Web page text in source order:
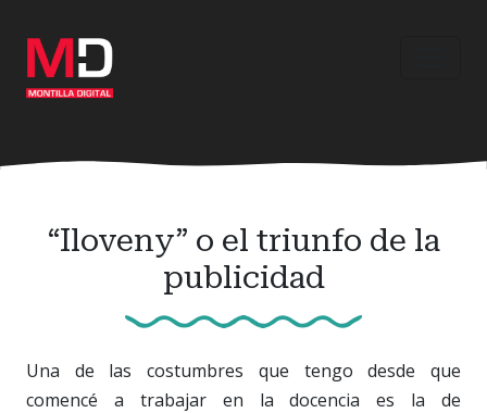
contenido
principal
“Iloveny” o el triunfo de la
publicidad
Una de las costumbres que tengo desde que
comencé a trabajar en la docencia es la de